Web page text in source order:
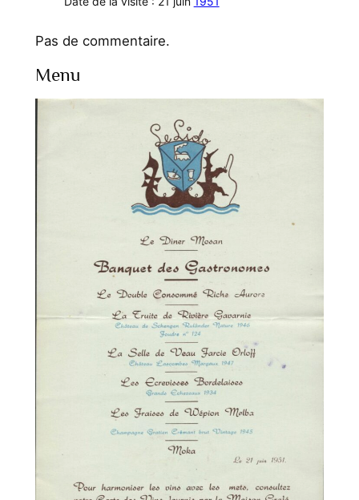
Pas de commentaire.
Menu